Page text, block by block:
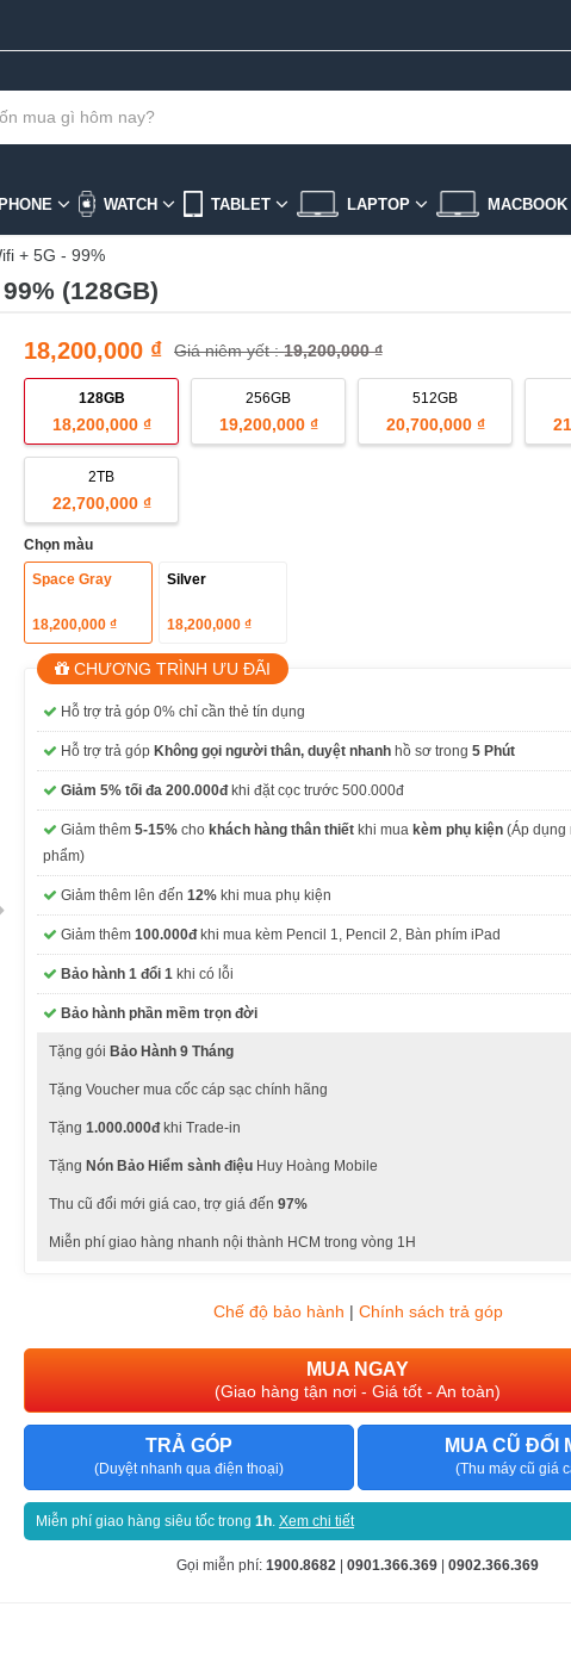
WATCH TABLET LAPTOP
+ 5G - 99%
(128GB)
18,200,000 ₫ Giá niêm yết :19,200,000 ₫
128GB
18,200,000 ₫
256GB
19,200,000 ₫
512GB
20,700,000 ₫
2TB
22,700,000 ₫
Chọn màu
Space Gray
18,200,000 ₫
Silver
18,200,000 ₫
CHƯƠNG TRÌNH ƯU ĐÃI
Hỗ trợ trả góp 0% chỉ cần thẻ tín dụng
Hỗ trợ trả góp Không gọi người thân, duyệt nhanh hồ sơ trong 5 Phút
Giảm 5% tối đa 200.000đkhi đặt cọc trước 500.000đ
Giảm thêm 5-15% cho khách hàng thân thiết khi mua kèm phụ kiện (Áp dụng
phẩm)
Giảm thêm lên đến 12% khi mua phụ kiện
Giảm thêm 100.000đkhi mua kèm Pencil 1, Pencil 2, Bàn phím iPad
Bảo hành 1 đổi 1 khi có lỗi
Bảo hành phần mềm trọn đời
Tặng gói Bảo Hành 9 Tháng
Tặng Voucher mua cốc cáp sạc chính hãng
Tặng 1.000.000đ khi Trade-in
Tặng Nón Bảo Hiểm sành điệu Huy Hoàng Mobile
Thu cũ đổi mới giá cao, trợ giá đến 97%
Miễn phí giao hàng nhanh nội thành HCM trong vòng 1H
Chế độ bảo hành | Chính sách trả góp
MUA NGAY
(Giao hàng tận nơi - Giá tốt - An toàn)
TRẢ GÓP
(Duyệt nhanh qua điện thoại)
MUA CŨ ĐỔI
(Thu máy cũ giá
Miễn phí giao hàng siêu tốc trong 1h. Xem chi tiết
Gọi miễn phí: 1900.8682 0901.366.369 0902.366.369